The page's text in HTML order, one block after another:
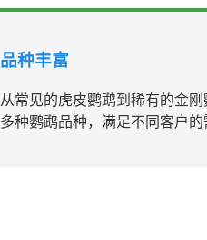
品种丰富
从常见的虎皮鹦鹉到稀有的金
多种鹦鹉品种，满足不同客户的